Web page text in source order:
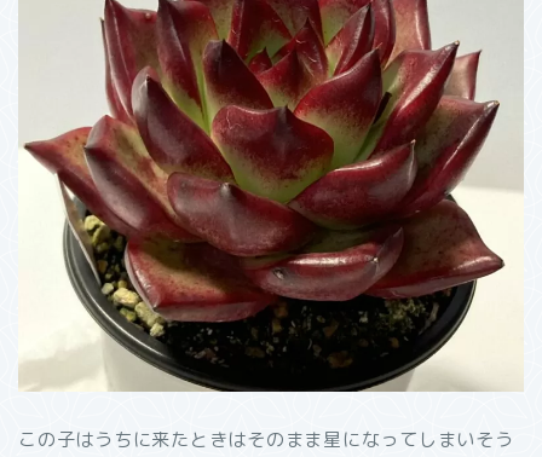
この子はうちに来たときはそのまま星になってしまいそう